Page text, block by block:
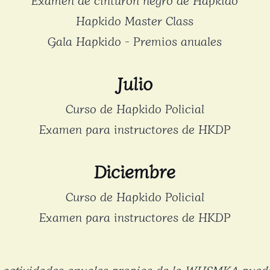
Hapkido Master Class
Gala Hapkido - Premios anuales
Julio
Curso de Hapkido Policial
Examen para instructores de HKDP
Diciembre
Curso de Hapkido Policial
Examen para instructores de HKDP